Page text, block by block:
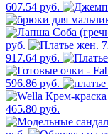
607.54 руб.
руб.
917.64 руб.
596.86 руб.
465.80 руб.